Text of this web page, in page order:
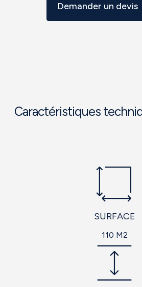
Demander un devis
Caractéristiques
SURFACE
110 M2